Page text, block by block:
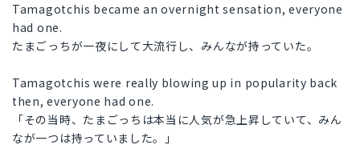
Tamagotchis became an overnight sensation, everyone
had one.
たまごっちが一夜にして大流行し、みんなが持っていた。
Tamagotchis were really blowing up in popularity back
then, everyone had one.
「その当時、たまごっちは本当に人気が急上昇していて、みん
なが一つは持っていました。」